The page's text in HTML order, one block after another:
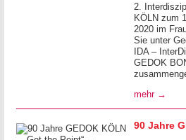
2.
KÖLN zum
2020 im
Sie unter
IDA –
GEDOK
mehr →
90 Jahre